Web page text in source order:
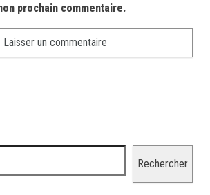
prochain commentaire.
Rechercher